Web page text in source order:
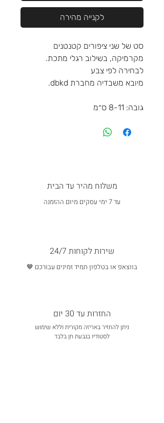
לקנייה מהירה
סט של שני ציפורים קטנטנים
מקרמיקה, בשילוב רגלי מתכת.
לבחירה לפי צבע
מיובא משבדיה מחברת dbkd.
גובה: 8-11 ס״מ
משלוח מהיר עד הבית
עד 7 ימי עסקים מיום ההזמנה
שירות לקוחות 24/7
בווצאפ או בטלפון תמיד זמינים עבורכם 🤎
החזרות עד 30 יום
ניתן להחזיר באריזה מקורית וללא שימוש
לסטודיו בגבעת חן בלבד